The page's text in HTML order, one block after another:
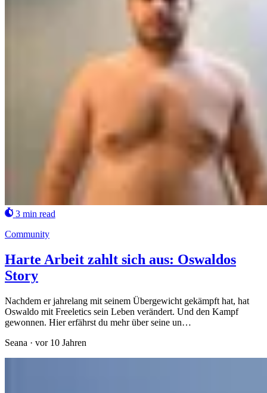
3 min read
Community
Harte Arbeit zahlt sich aus: Oswaldos
Story
Nachdem er jahrelang mit seinem Übergewicht gekämpft hat, hat
Oswaldo mit Freeletics sein Leben verändert. Und den Kampf
gewonnen. Hier erfährst du mehr über seine un…
Seana · vor 10 Jahren